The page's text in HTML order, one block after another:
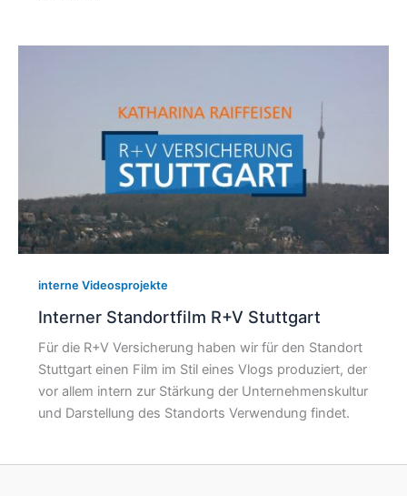
interne Videosprojekte
Interner Standortfilm R+V Stuttgart
Für die R+V Versicherung haben wir für den Standort
Stuttgart einen Film im Stil eines Vlogs produziert, der
vor allem intern zur Stärkung der Unternehmenskultur
und Darstellung des Standorts Verwendung findet.